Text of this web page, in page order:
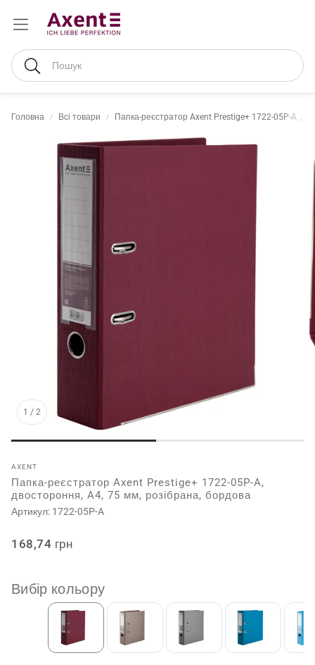
Пошук
Головна Всі товари Папка-реєстратор Axent Prestige+ 1722-05P-A,
1 / 2
AXENT
Папка-реєстратор Axent Prestige+ 1722-05P-A,
двостороння, A4, 75 мм, розібрана, бордова
Артикул: 1722-05P-A
Звичайна
168,74 грн
Вибір кольору